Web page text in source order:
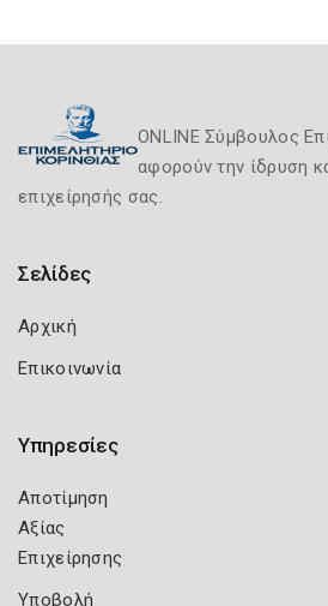
ONLINE Σύμβουλος
αφορούν την ίδρυση
επιχείρησής σας.
Σελίδες
Αρχική
Επικοινωνία
Υπηρεσίες
Αποτίμηση
Αξίας
Επιχείρησης
Υποβολή